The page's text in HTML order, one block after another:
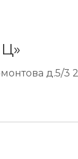
д.5/3 2